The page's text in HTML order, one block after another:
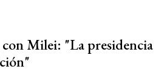
Milei: "La presidencia